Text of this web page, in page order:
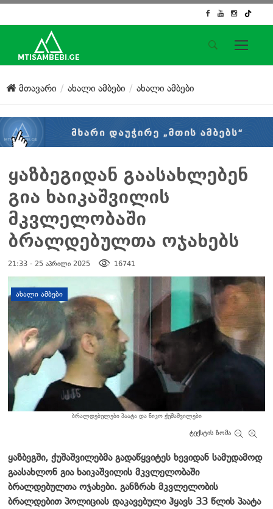
საიტის მენიუ
მთავარი
ქართული საქმე
კონტაქტი
სოციალური ქსელები
მთავარი ახალი ამბები ახალი ამბები
ყაზბეგიდან გაასახლებენ
გია ხაიკაშვილის
მკვლელობაში
ბრალდებულთა ოჯახებს
21:33 - 25 აპრილი 2025 16741
დატოვე კომენტარი
ᲐᲮᲐᲚᲘ ᲐᲛᲑᲔᲑᲘ
ბრალდებულები პაატა და ნიკო ქუშაშვილები
ტექსტის ზომა
ყაზბეგში, ქუშაშვილებმა გადაწყვიტეს ხევიდან სამუდამოდ
გაასახლონ გია ხაიკაშვილის მკვლელობაში
ბრალდებულთა ოჯახები. განზრახ მკვლელობის
ბრალდებით პოლიციას დაკავებული ჰყავს 33 წლის პაატა